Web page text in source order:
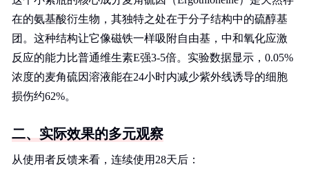
在的氨基酸衍生物，其独特之处在于分子结构中的硫醇基
团。这种结构让它像磁铁一样吸附自由基，中和氧化应激
反应的能力比普通维生素E强3-5倍。实验数据显示，0.05%
浓度的麦角硫因溶液能在24小时内减少紫外线诱导的细胞
损伤约62%。
二、实际效果的多元观察
从使用者反馈来看，连续使用28天后：